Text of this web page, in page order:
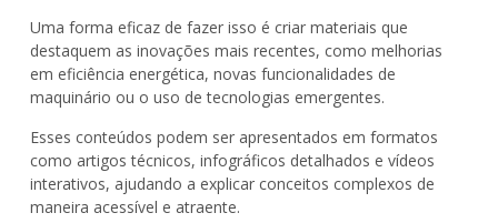
Uma forma eficaz de fazer isso é criar materiais que
destaquem as inovações mais recentes, como melhorias
em eficiência energética, novas funcionalidades de
maquinário ou o uso de tecnologias emergentes.
Esses conteúdos podem ser apresentados em formatos
como artigos técnicos, infográficos detalhados e vídeos
interativos, ajudando a explicar conceitos complexos de
maneira acessível e atraente.